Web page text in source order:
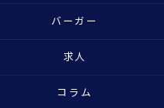
バーガー
求人
コラム